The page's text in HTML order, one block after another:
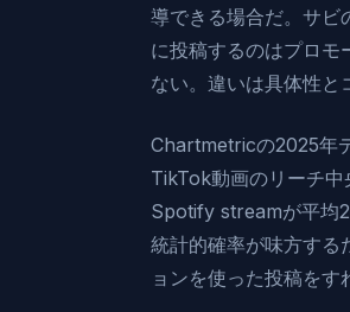
導できる場合だ。サ
に投稿するのはプロモ
ない。違いは具体性と
Chartmetricの2025年
TikTok動画のリーチ
Spotify streamが平均
統計的確率が味方する
ョンを使った投稿をす